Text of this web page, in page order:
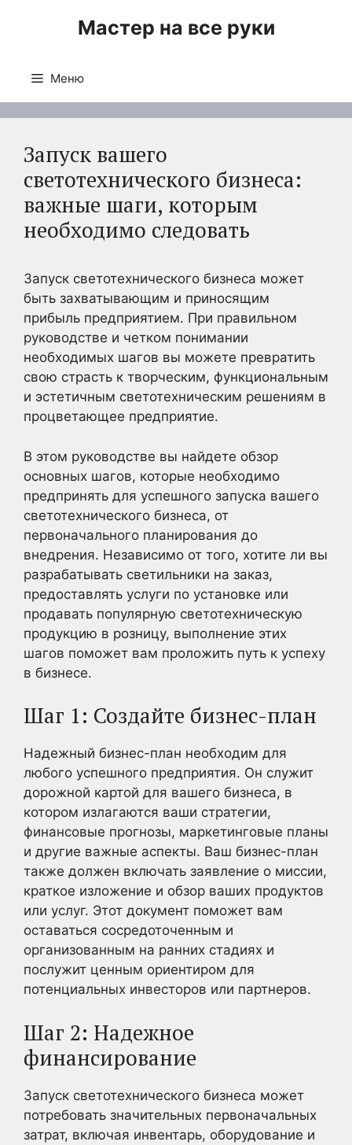
Мастер на все руки
Меню
Запуск вашего
светотехнического бизнеса:
важные шаги, которым
необходимо следовать
Запуск светотехнического бизнеса может
быть захватывающим и приносящим
прибыль предприятием. При правильном
руководстве и четком понимании
необходимых шагов вы можете превратить
свою страсть к творческим, функциональным
и эстетичным светотехническим решениям в
процветающее предприятие.
В этом руководстве вы найдете обзор
основных шагов, которые необходимо
предпринять для успешного запуска вашего
светотехнического бизнеса, от
первоначального планирования до
внедрения. Независимо от того, хотите ли вы
разрабатывать светильники на заказ,
предоставлять услуги по установке или
продавать популярную светотехническую
продукцию в розницу, выполнение этих
шагов поможет вам проложить путь к успеху
в бизнесе.
Шаг 1: Создайте бизнес-план
Надежный бизнес-план необходим для
любого успешного предприятия. Он служит
дорожной картой для вашего бизнеса, в
котором излагаются ваши стратегии,
финансовые прогнозы, маркетинговые планы
и другие важные аспекты. Ваш бизнес-план
также должен включать заявление о миссии,
краткое изложение и обзор ваших продуктов
или услуг. Этот документ поможет вам
оставаться сосредоточенным и
организованным на ранних стадиях и
послужит ценным ориентиром для
потенциальных инвесторов или партнеров.
Шаг 2: Надежное
финансирование
Запуск светотехнического бизнеса может
потребовать значительных первоначальных
затрат, включая инвентарь, оборудование и